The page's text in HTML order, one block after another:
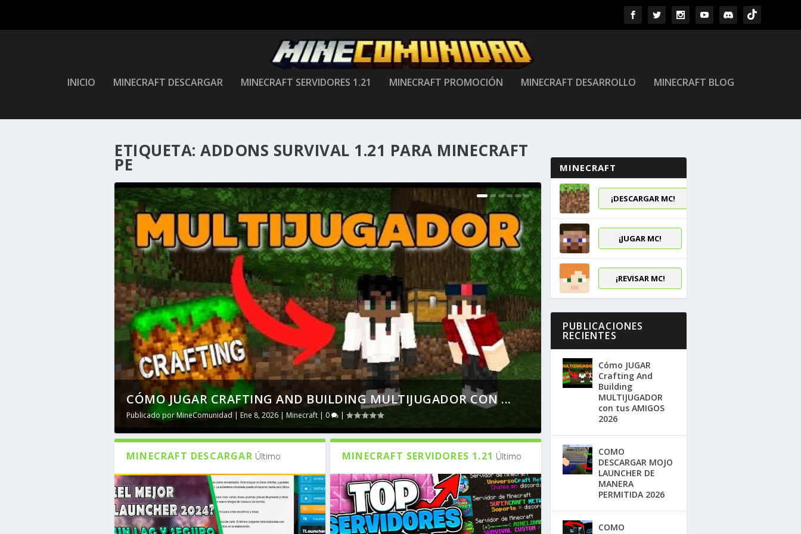
INICIO MINECRAFT DESCARGAR MINECRAFT SERVIDORES 1.21 MINECRAFT PROMOCIÓN MINECRAFT DESARROLLO MINECRAFT BLOG
ETIQUETA: ADDONS SURVIVAL 1.21 PARA MINECRAFT
PE
CÓMO JUGAR CRAFTING AND BUILDING MULTIJUGADOR CON ...
Publicado porMineComunidad | Ene 8, 2026 | Minecraft | 0 |
MINECRAFT DESCARGAR Último MINECRAFT SERVIDORES 1.21 Último
MINECRAFT
¡DESCARGAR MC!
¡JUGAR MC!
¡REVISAR MC!
PUBLICACIONES
RECIENTES
Cómo JUGAR
Crafting And
Building
MULTIJUGADOR
con tus AMIGOS
2026
COMO
DESCARGAR MOJO
LAUNCHER DE
MANERA
PERMITIDA 2026
COMO